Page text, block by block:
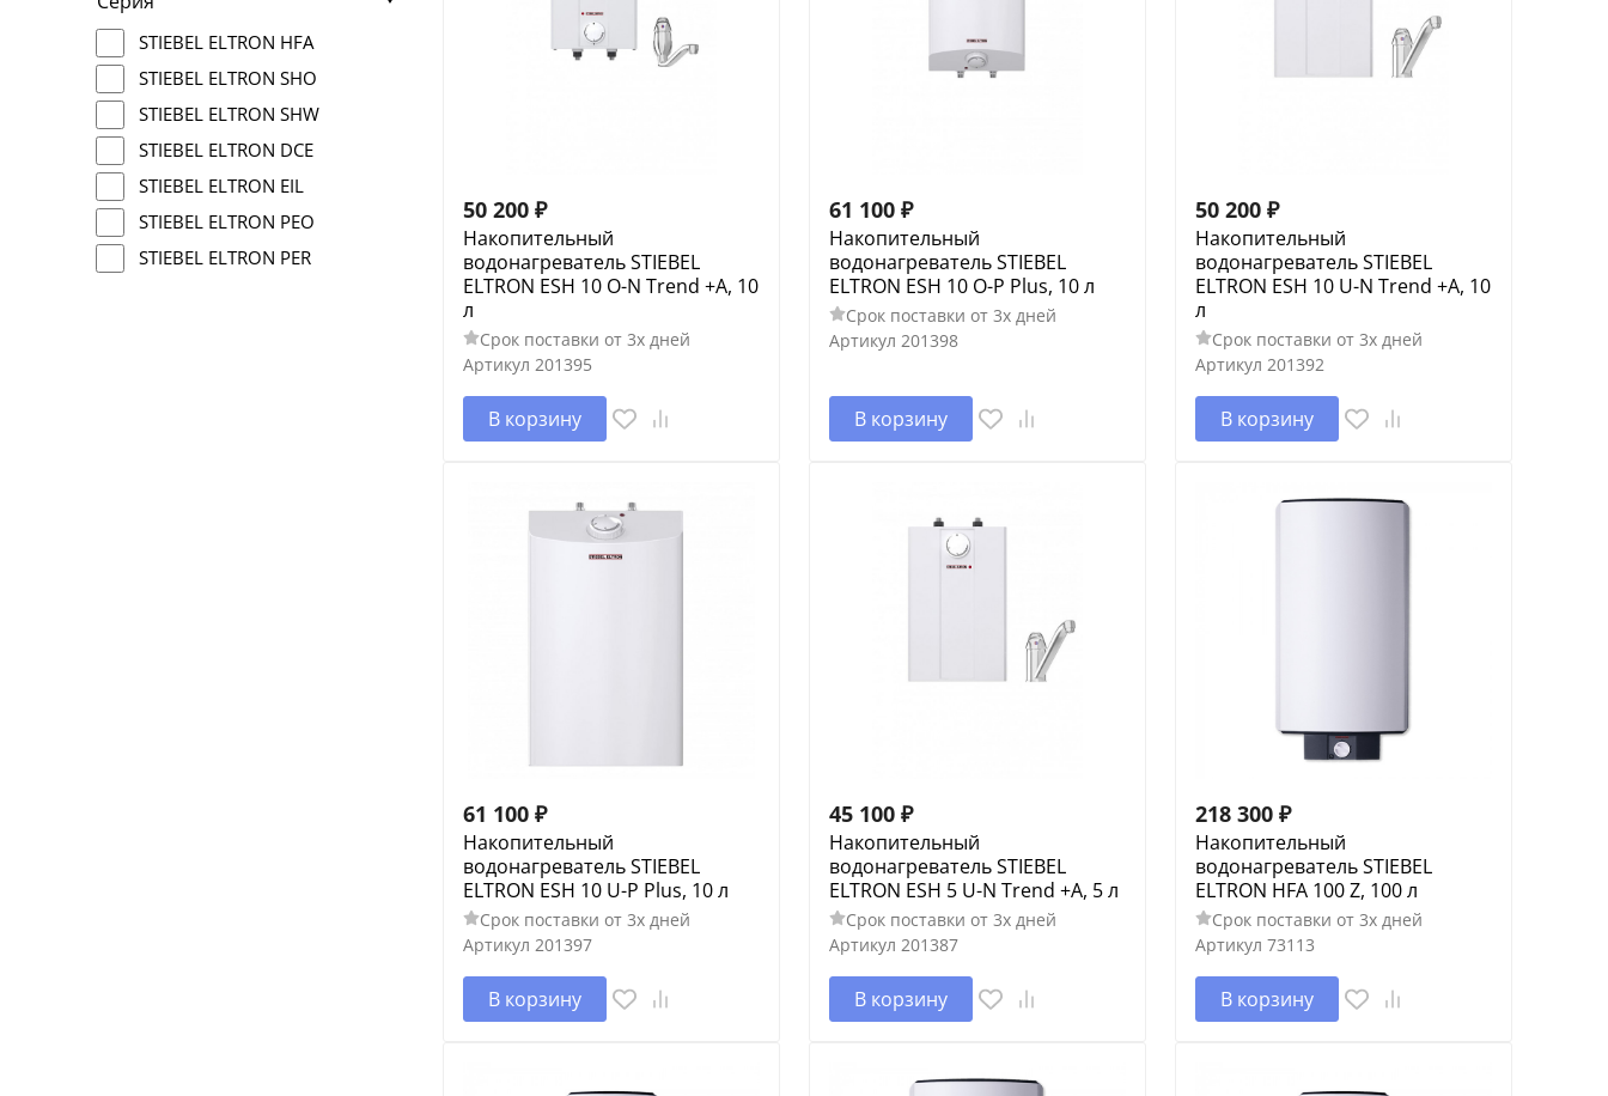
STIEBEL ELTRON HFA
STIEBEL ELTRON SHO
STIEBEL ELTRON SHW
STIEBEL ELTRON DCE
STIEBEL ELTRON EIL
STIEBEL ELTRON PEO
STIEBEL ELTRON PER
50 200 ₽
Накопительный
водонагреватель STIEBEL
ELTRON ESH 10 O-N Trend +А, 10
л
Срок поставки от 3х дней
Артикул 201395
В корзину
61 100 ₽
Накопительный
водонагреватель STIEBEL
ELTRON ESH 10 O-P Plus, 10 л
Срок поставки от 3х дней
Артикул 201398
В корзину
50 200 ₽
Накопительный
водонагреватель STIEBEL
ELTRON ESH 10 U-N Trend +А, 10
л
Срок поставки от 3х дней
Артикул 201392
В корзину
61 100 ₽
Накопительный
водонагреватель STIEBEL
ELTRON ESH 10 U-P Plus, 10 л
Срок поставки от 3х дней
Артикул 201397
В корзину
45 100 ₽
Накопительный
водонагреватель STIEBEL
ELTRON ESH 5 U-N Trend +А, 5 л
Срок поставки от 3х дней
Артикул 201387
В корзину
218 300 ₽
Накопительный
водонагреватель STIEBEL
ELTRON HFA 100 Z, 100 л
Срок поставки от 3х дней
Артикул 73113
В корзину